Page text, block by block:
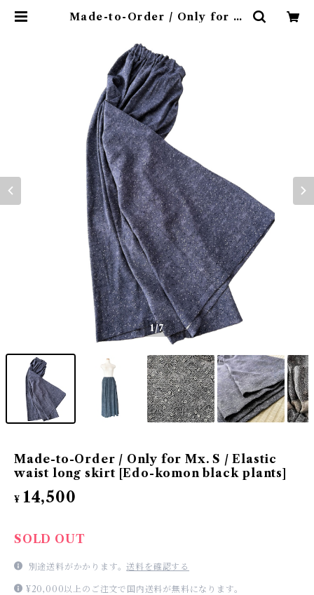
Made-to-Order / Only for M
kinuha
1/7
Made-to-Order / Only for Mx. S / Elastic
waist long skirt [Edo-komon black plants]
¥ 14,500
SOLD OUT
別途送料がかかります。送料を確認する
¥20,000以上のご注文で国内送料が無料になります。